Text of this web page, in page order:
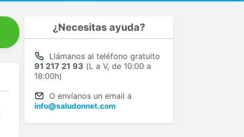
¿Necesitas ayuda?
Llámanos al teléfono gratuito
91 217 21 93 (L a V, de 10:00 a
18:00h)
O envíanos un email a
info@saludonnet.com